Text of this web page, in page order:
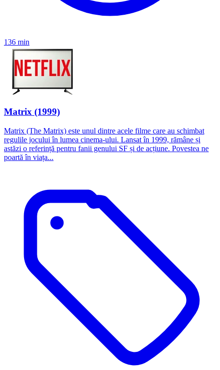
136 min
Matrix (1999)
Matrix (The Matrix) este unul dintre acele filme care au schimbat
regulile jocului în lumea cinema-ului. Lansat în 1999, rămâne și
astăzi o referință pentru fanii genului SF și de acțiune. Povestea ne
poartă în viața...